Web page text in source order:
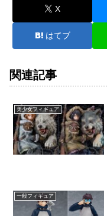
X
はてブ
関連記事
美少女フィギュア
一般フィギュア